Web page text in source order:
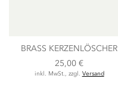
BRASS KERZENLÖSCHER
25,00 €
inkl. MwSt., zzgl. Versand